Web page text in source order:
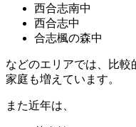
西合志南中
西合志中
合志楓の森中
などのエリアでは、比
家庭も増えています。
また近年は、